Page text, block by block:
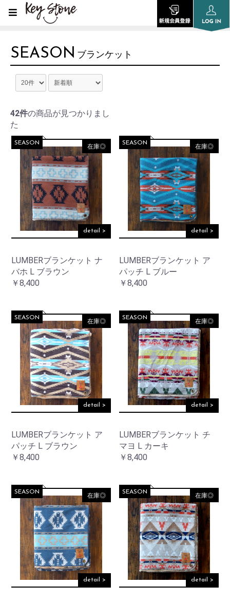
SEASON ブランケット
42件の商品が見つかりまし
た
在庫◎
detail >
LUMBERブランケット ナ
バホ L ブラウン
SEASON
￥8,400
在庫◎
detail >
LUMBERブランケット ア
パッチ L ブルー
SEASON
￥8,400
在庫◎
detail >
LUMBERブランケット ア
パッチ L ブラウン
SEASON
￥8,400
在庫◎
detail >
LUMBERブランケット チ
マヨ L カーキ
SEASON
￥8,400
在庫◎
detail >
SEASON 在庫◎
detail >
SEASON